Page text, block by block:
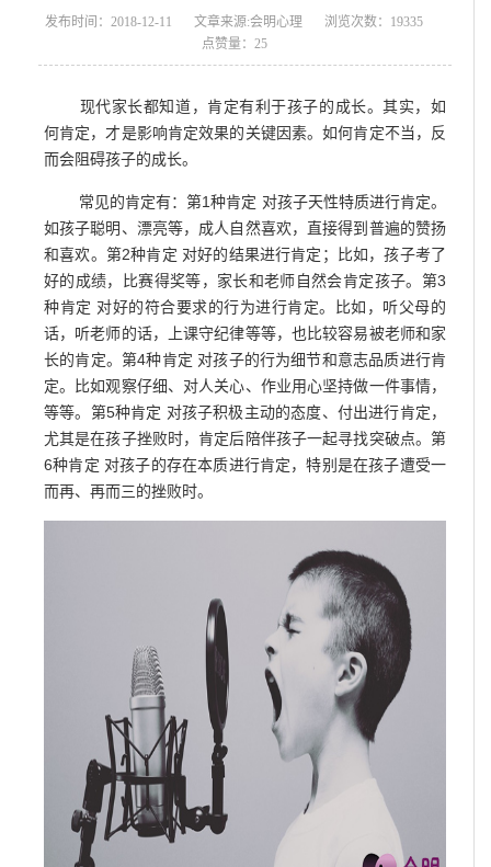
发布时间：2018-12-11 文章来源:会明心理
浏览次数：19335
点赞量：25
现代家长都知道，肯定有利于孩子的成长。其实，如
何肯定，才是影响肯定效果的关键因素。如何肯定不当，反
而会阻碍孩子的成长。
常见的肯定有：第1种肯定 对孩子天性特质进行肯定。
如孩子聪明、漂亮等，成人自然喜欢，直接得到普遍的赞扬
和喜欢。第2种肯定 对好的结果进行肯定；比如，孩子考了
好的成绩，比赛得奖等，家长和老师自然会肯定孩子。第3
种肯定 对好的符合要求的行为进行肯定。比如，听父母的
话，听老师的话，上课守纪律等等，也比较容易被老师和家
长的肯定。第4种肯定 对孩子的行为细节和意志品质进行肯
定。比如观察仔细、对人关心、作业用心坚持做一件事情，
等等。第5种肯定 对孩子积极主动的态度、付出进行肯定，
尤其是在孩子挫败时，肯定后陪伴孩子一起寻找突破点。第
6种肯定 对孩子的存在本质进行肯定，特别是在孩子遭受一
而再、再而三的挫败时。
明大事记 会明优势